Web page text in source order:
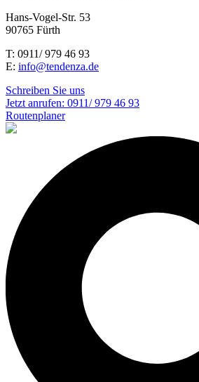
Hans-Vogel-Str. 53
90765 Fürth
T: 0911/ 979 46 93
E: info@tendenza.de
Schreiben Sie uns
Jetzt anrufen: 0911/ 979 46 93
Routenplaner